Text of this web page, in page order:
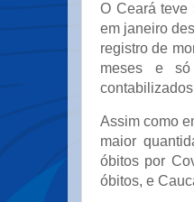
O Ceará teve
em janeiro
registro de
meses e
Assim como
maior
óbitos por
óbitos, e